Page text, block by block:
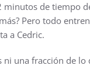
minutos de tiempo
Pero todo
a Cedric.
ni una fracción de